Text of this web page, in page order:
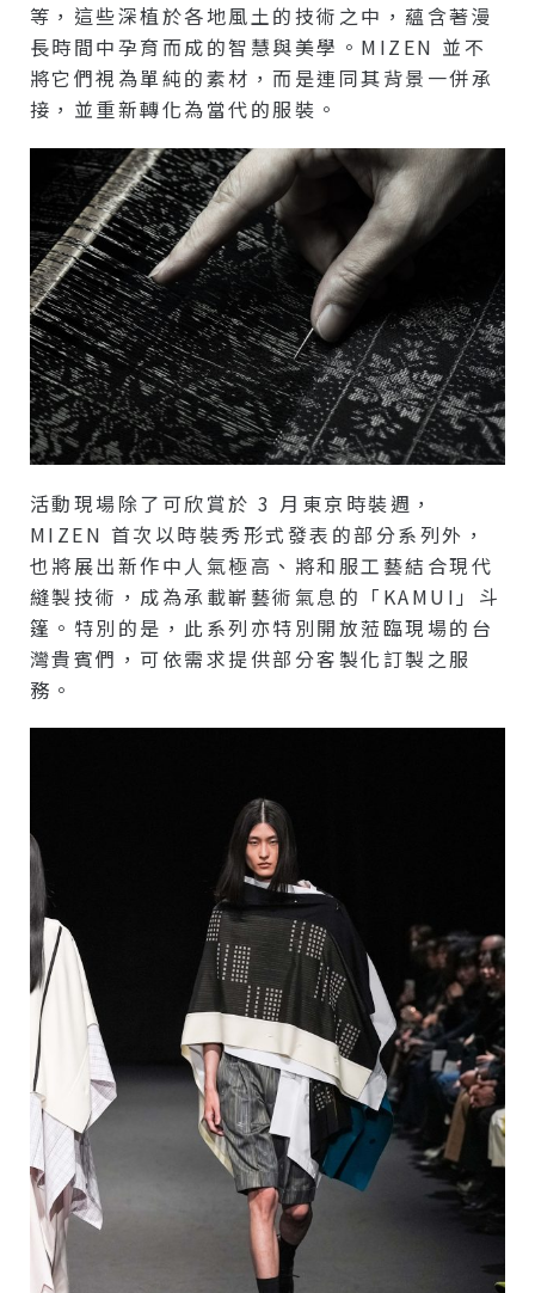
等，這些深植於各地風土的技術之中，蘊含著漫
長時間中孕育而成的智慧與美學。MIZEN 並不
將它們視為單純的素材，而是連同其背景一併承
接，並重新轉化為當代的服裝。
活動現場除了可欣賞於 3 月東京時裝週，
MIZEN 首次以時裝秀形式發表的部分系列外，
也將展出新作中人氣極高、將和服工藝結合現代
縫製技術，成為承載嶄藝術氣息的「KAMUI」斗
篷。特別的是，此系列亦特別開放蒞臨現場的台
灣貴賓們，可依需求提供部分客製化訂製之服
務。